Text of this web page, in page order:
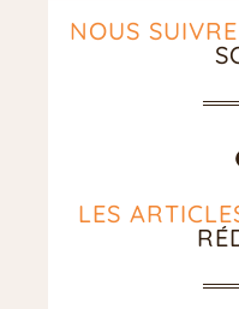
NOUS SUIVRE
LES